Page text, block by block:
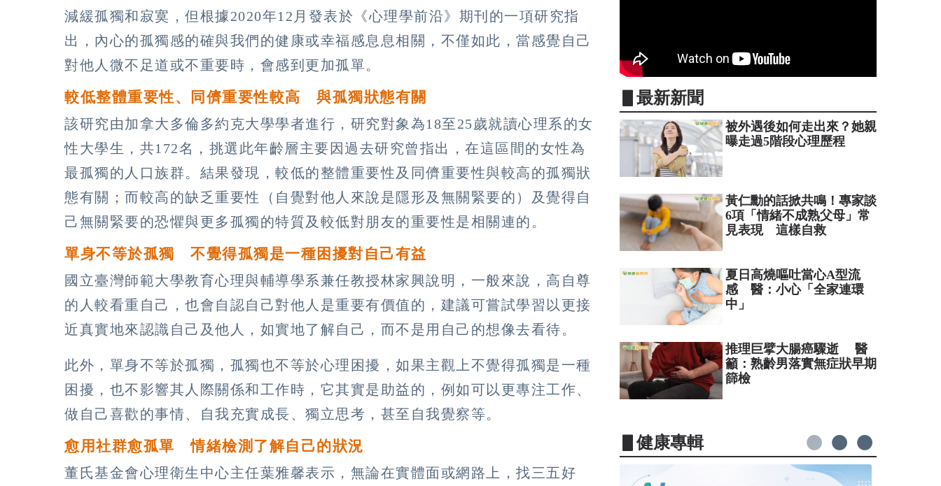
減緩孤獨和寂寞，但根據2020年12月發表於《心理學前沿》期刊的一項研究指
出，內心的孤獨感的確與我們的健康或幸福感息息相關，不僅如此，當感覺自己
對他人微不足道或不重要時，會感到更加孤單。
較低整體重要性、同儕重要性較高 與孤獨狀態有關
該研究由加拿大多倫多約克大學學者進行，研究對象為18至25歲就讀心理系的女
性大學生，共172名，挑選此年齡層主要因過去研究曾指出，在這區間的女性為
最孤獨的人口族群。結果發現，較低的整體重要性及同儕重要性與較高的孤獨狀
態有關；而較高的缺乏重要性（自覺對他人來說是隱形及無關緊要的）及覺得自
己無關緊要的恐懼與更多孤獨的特質及較低對朋友的重要性是相關連的。
單身不等於孤獨 不覺得孤獨是一種困擾對自己有益
國立臺灣師範大學教育心理與輔導學系兼任教授林家興說明，一般來說，高自尊
的人較看重自己，也會自認自己對他人是重要有價值的，建議可嘗試學習以更接
近真實地來認識自己及他人，如實地了解自己，而不是用自己的想像去看待。
此外，單身不等於孤獨，孤獨也不等於心理困擾，如果主觀上不覺得孤獨是一種
困擾，也不影響其人際關係和工作時，它其實是助益的，例如可以更專注工作、
做自己喜歡的事情、自我充實成長、獨立思考，甚至自我覺察等。
愈用社群愈孤單 情緒檢測了解自己的狀況
董氏基金會心理衛生中心主任葉雅馨表示，無論在實體面或網路上，找三五好
▋最新新聞
被外遇後如何走出來？她親
曝走過5階段心理歷程
黃仁勳的話掀共鳴！專家談
6項「情緒不成熟父母」常
見表現 這樣自救
夏日高燒嘔吐當心A型流
感 醫：小心「全家連環
中」
推理巨擘大腸癌驟逝 醫
籲：熟齡男落實無症狀早期
篩檢
▋健康專輯